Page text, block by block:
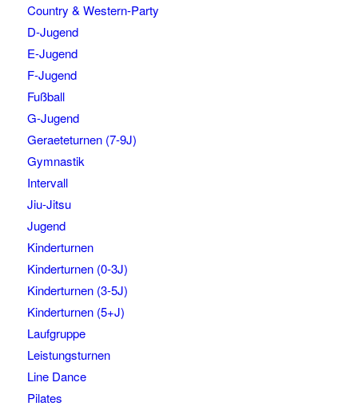
Country & Western-Party
D-Jugend
E-Jugend
F-Jugend
Fußball
G-Jugend
Geraeteturnen (7-9J)
Gymnastik
Intervall
Jiu-Jitsu
Jugend
Kinderturnen
Kinderturnen (0-3J)
Kinderturnen (3-5J)
Kinderturnen (5+J)
Laufgruppe
Leistungsturnen
Line Dance
Pilates